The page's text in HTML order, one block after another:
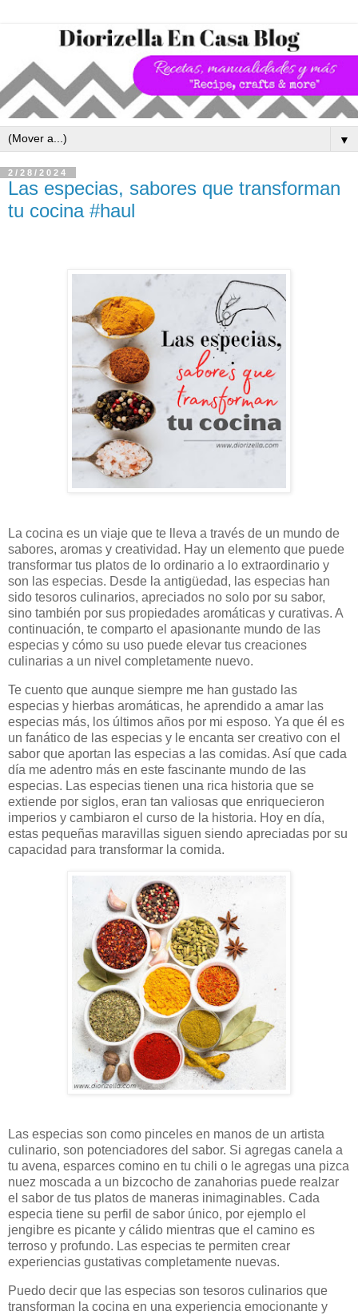
▼
2/28/2024
Las especias, sabores que transforman
tu cocina #haul
La cocina es un viaje que te lleva a través de un mundo de
sabores, aromas y creatividad. Hay un elemento que puede
transformar tus platos de lo ordinario a lo extraordinario y
son las especias. Desde la antigüedad, las especias han
sido tesoros culinarios, apreciados no solo por su sabor,
sino también por sus propiedades aromáticas y curativas. A
continuación, te comparto el apasionante mundo de las
especias y cómo su uso puede elevar tus creaciones
culinarias a un nivel completamente nuevo.
Te cuento que aunque siempre me han gustado las
especias y hierbas aromáticas, he aprendido a amar las
especias más, los últimos años por mi esposo. Ya que él es
un fanático de las especias y le encanta ser creativo con el
sabor que aportan las especias a las comidas. Así que cada
día me adentro más en este fascinante mundo de las
especias. Las especias tienen una rica historia que se
extiende por siglos, eran tan valiosas que enriquecieron
imperios y cambiaron el curso de la historia. Hoy en día,
estas pequeñas maravillas siguen siendo apreciadas por su
capacidad para transformar la comida.
Las especias son como pinceles en manos de un artista
culinario, son potenciadores del sabor. Si agregas canela a
tu avena, esparces comino en tu chili o le agregas una pizca
nuez moscada a un bizcocho de zanahorias puede realzar
el sabor de tus platos de maneras inimaginables. Cada
especia tiene su perfil de sabor único, por ejemplo el
jengibre es picante y cálido mientras que el camino es
terroso y profundo. Las especias te permiten crear
experiencias gustativas completamente nuevas.
Puedo decir que las especias son tesoros culinarios que
transforman la cocina en una experiencia emocionante y